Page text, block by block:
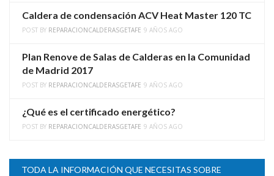
Caldera de condensación ACV Heat Master 120 TC
POST BY REPARACIONCALDERASGETAFE 9 AÑOS AGO
Plan Renove de Salas de Calderas en la Comunidad
de Madrid 2017
POST BY REPARACIONCALDERASGETAFE 9 AÑOS AGO
¿Qué es el certificado energético?
POST BY REPARACIONCALDERASGETAFE 9 AÑOS AGO
TODA LA INFORMACIÓN QUE NECESITAS SOBRE